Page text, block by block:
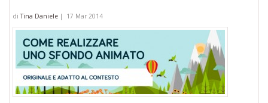
diTina Daniele| 17 Mar 2014